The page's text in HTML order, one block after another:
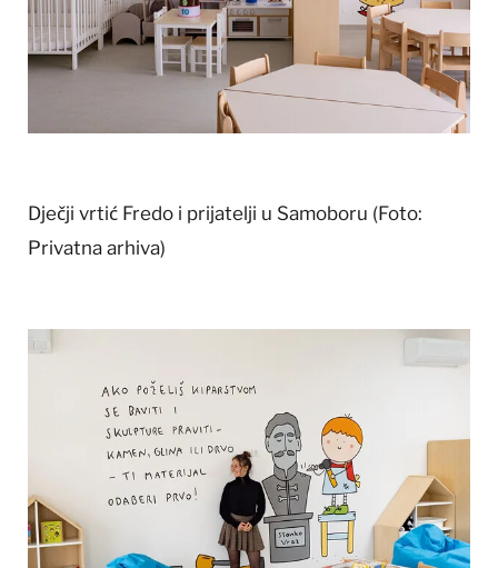
Dječji vrtić Fredo i prijatelji u Samoboru (Foto:
Privatna arhiva)